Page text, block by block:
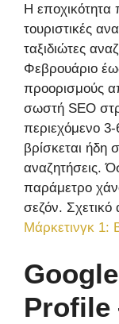
Η εποχικότητα
τουριστικές
ταξιδιώτες
Φεβρουάριο
προορισμούς
σωστή SEO
περιεχόμενο
βρίσκεται ήδη
αναζητήσεις.
παράμετρο
σεζόν.
Μάρκετινγκ 1: